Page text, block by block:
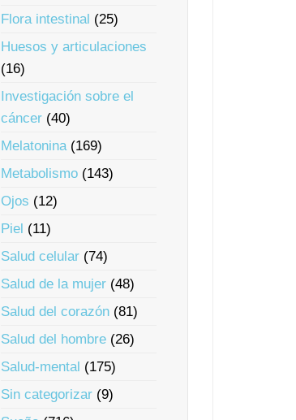
Flora intestinal (25)
Huesos y articulaciones
(16)
Investigación sobre el
cáncer (40)
Melatonina(169)
Metabolismo (143)
Ojos (12)
Piel (11)
Salud celular (74)
Salud de la mujer (48)
Salud del corazón (81)
Salud del hombre (26)
Salud-mental (175)
Sin categorizar (9)